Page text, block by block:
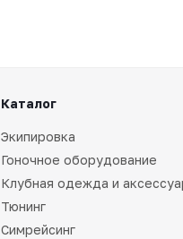
Каталог
Экипировка
Гоночное оборудование
Клубная одежда и
Тюнинг
Симрейсинг